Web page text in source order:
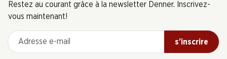
Restez au courant grâce à la newsletter Denner. Inscrivez-
vous maintenant!
Adresse e-mail
s’inscrire